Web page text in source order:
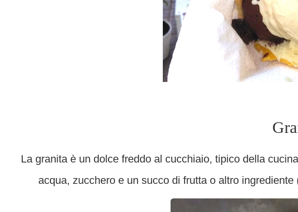
La granita è un dolce freddo al cucchiaio, tipico della
acqua, zucchero e un succo di frutta o altro